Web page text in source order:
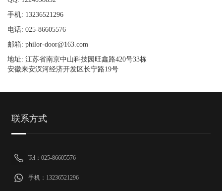
手机: 13236521296
电话: 025-86605576
邮箱: philor-door@163.com
地址: 江苏省南京中山科技园旺鑫路420号33栋
安徽来安汊河经济开发区长宁路19号
联系方式
Tel：025-86605576
手机：13236521296